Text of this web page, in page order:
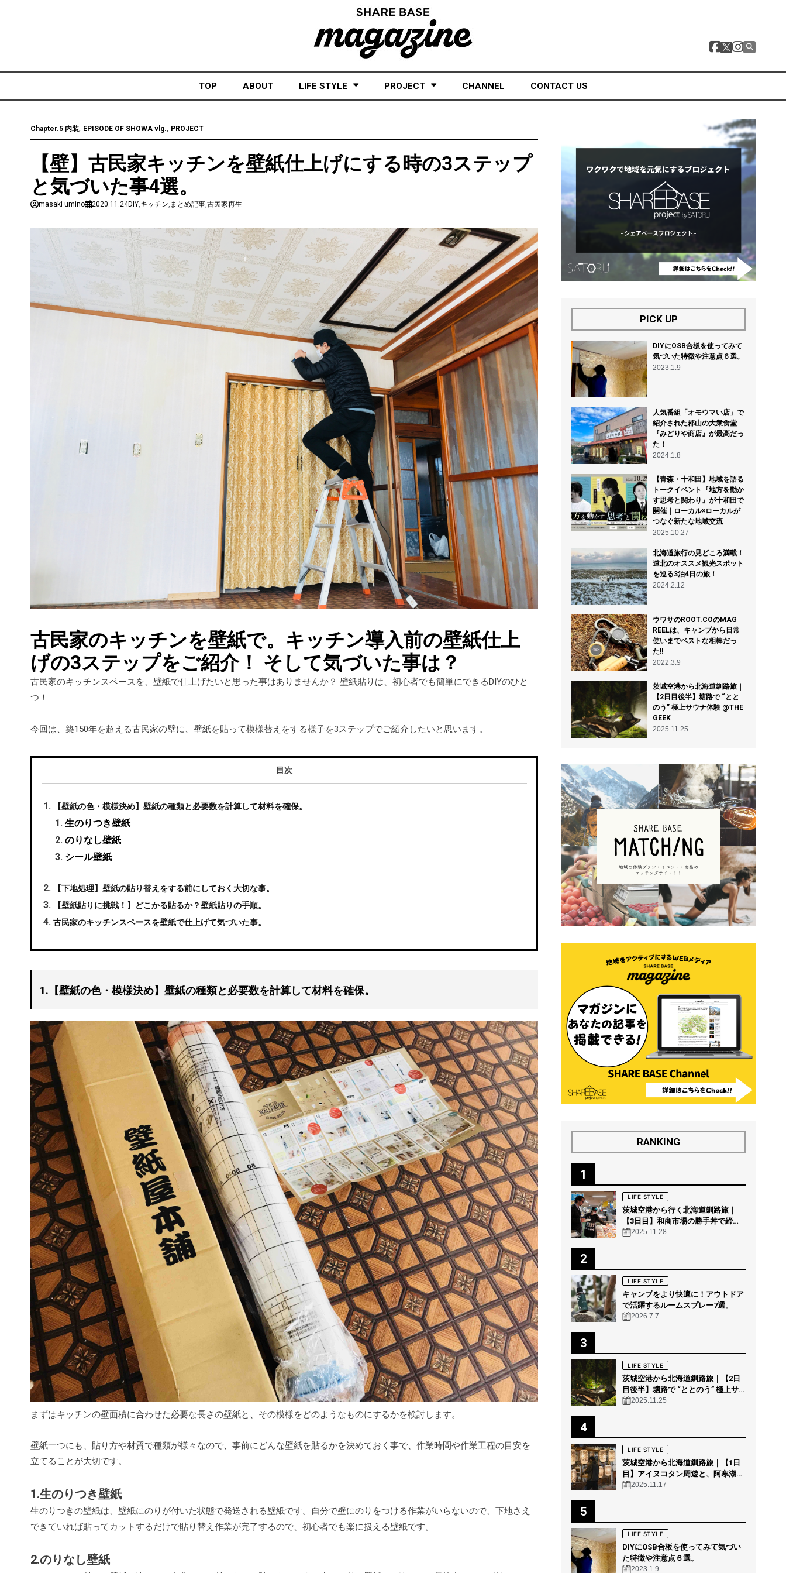
TOP ABOUT LIFE STYLE PROJECT CHANNEL CONTACT US
Chapter.5 内装, EPISODE OF SHOWA vlg., PROJECT
【壁】古民家キッチンを壁紙仕上げにする時の3ステップ
と気づいた事4選。
masaki umino 2020.11.24DIY,キッチン, まとめ記事,古民家再生
古民家のキッチンを壁紙で。キッチン導入前の壁紙仕上
げの3ステップをご紹介！ そして気づいた事は？
古民家のキッチンスペースを、壁紙で仕上げたいと思った事はありませんか？ 壁紙貼りは、初心者でも簡単にできるDIYのひと
つ！
今回は、築150年を超える古民家の壁に、壁紙を貼って模様替えをする様子を3ステップでご紹介したいと思います。
目次
【壁紙の色・模様決め】壁紙の種類と必要数を計算して材料を確保。
生のりつき壁紙
のりなし壁紙
シール壁紙
【下地処理】壁紙の貼り替えをする前にしておく大切な事。
【壁紙貼りに挑戦！】どこかる貼るか？壁紙貼りの手順。
古民家のキッチンスペースを壁紙で仕上げて気づいた事。
1.【壁紙の色・模様決め】壁紙の種類と必要数を計算して材料を確保。
まずはキッチンの壁面積に合わせた必要な長さの壁紙と、その模様をどのようなものにするかを検討します。
壁紙一つにも、貼り方や材質で種類が様々なので、事前にどんな壁紙を貼るかを決めておく事で、作業時間や作業工程の目安を
立てることが大切です。
1.生のりつき壁紙
生のりつきの壁紙は、壁紙にのりが付いた状態で発送される壁紙です。自分で壁にのりをつける作業がいらないので、下地さえ
できていれば貼ってカットするだけで貼り替え作業が完了するので、初心者でも楽に扱える壁紙です。
2.のりなし壁紙
PICK UP
DIYにOSB合板を使ってみて
気づいた特徴や注意点６選。
2023.1.9
人気番組「オモウマい店」で
紹介された郡山の大衆食堂
『みどりや商店』が最高だっ
た！
2024.1.8
【青森・十和田】地域を語る
トークイベント『地方を動か
す思考と関わり』が十和田で
開催｜ローカル×ローカルが
つなぐ新たな地域交流
2025.10.27
北海道旅行の見どころ満載！
道北のオススメ観光スポット
を巡る3泊4日の旅！
2024.2.12
ウワサのROOT.COのMAG
REELは、キャンプから日常
使いまでベストな相棒だっ
た!!
2022.3.9
茨城空港から北海道釧路旅｜
【2日目後半】塘路で “とと
のう” 極上サウナ体験 @THE
GEEK
2025.11.25
RANKING
1
LIFE STYLE
茨城空港から行く北海道釧路旅｜
【3日目】和商市場の勝手丼で締め
る“釧路の朝グルメ”
2025.11.28
2
LIFE STYLE
キャンプをより快適に！アウトドア
で活躍するルームスプレー7選。
2026.7.7
3
LIFE STYLE
茨城空港から北海道釧路旅｜【2日
目後半】塘路で “ととのう” 極上サ
ウナ体験 @THE GEEK
2025.11.25
4
LIFE STYLE
茨城空港から北海道釧路旅｜【1日
目】アイヌコタン周遊と、阿寒湖の
森の幻想的ナイトウォーク「カムイ
2025.11.17
5
LIFE STYLE
DIYにOSB合板を使ってみて気づい
た特徴や注意点６選。
2023.1.9